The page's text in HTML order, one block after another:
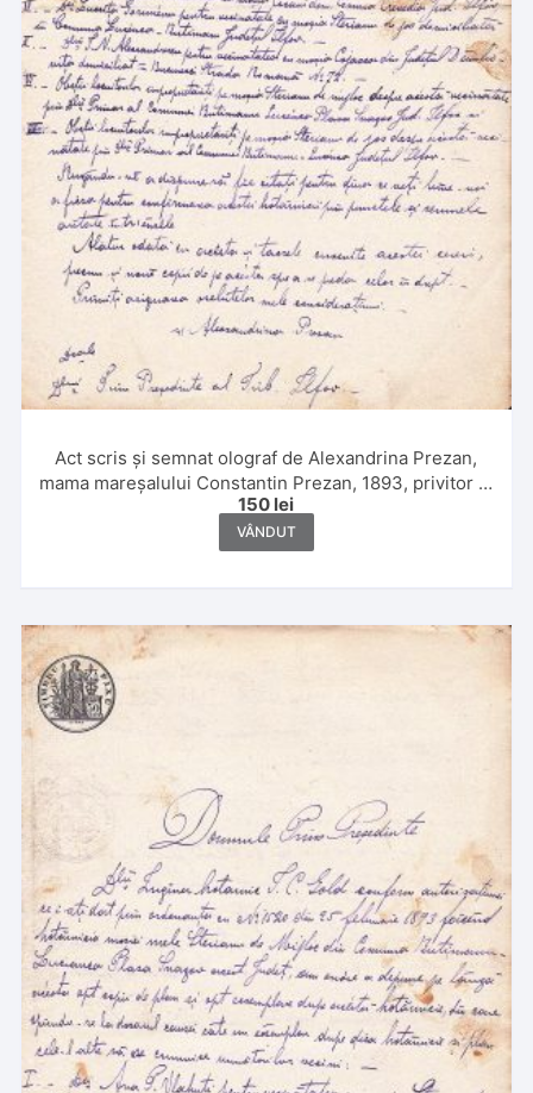
Act scris și semnat olograf de Alexandrina Prezan,
mama mareșalului Constantin Prezan, 1893, privitor la
moșia sa Sterianu de Mijloc, comuna Butimanu,
județul Ilfov
150 lei
VÂNDUT